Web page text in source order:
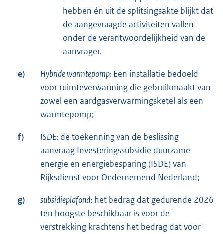
hebben én uit de splitsingsakte blijkt dat
de aangevraagde activiteiten vallen
onder de verantwoordelijkheid van de
aanvrager.
e) Hybride warmtepomp: Een installatie bedoeld
voor ruimteverwarming die gebruikmaakt van
zowel een aardgasverwarmingsketel als een
warmtepomp;
f) ISDE: de toekenning van de beslissing
aanvraag Investeringssubsidie duurzame
energie en energiebesparing (ISDE) van
Rijksdienst voor Ondernemend Nederland;
g) subsidieplafond: het bedrag dat gedurende 2026
ten hoogste beschikbaar is voor de
verstrekking krachtens het bedrag dat voor